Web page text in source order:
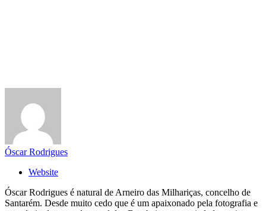
Óscar Rodrigues
Website
Óscar Rodrigues é natural de Arneiro das Milhariças, concelho de
Santarém. Desde muito cedo que é um apaixonado pela fotografia e